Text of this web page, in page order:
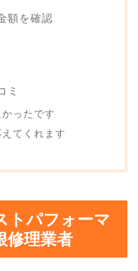
額を確認
ミ
ったです
てくれます
トパフォーマ
修理業者